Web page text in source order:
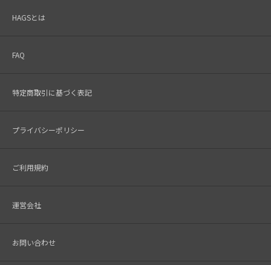
HAGSとは
FAQ
特定商取引に基づく表記
プライバシーポリシー
ご利用規約
運営会社
お問い合わせ